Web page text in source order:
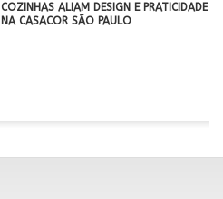
COZINHAS ALIAM DESIGN E PRATICIDADE
NA CASACOR SÃO PAULO